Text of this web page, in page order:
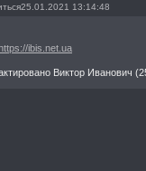
25.01.2021 13:14:48
ibis.net.ua
Виктор Иванович